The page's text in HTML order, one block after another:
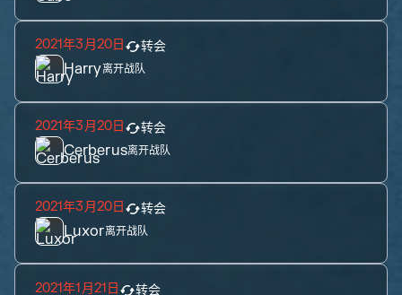
2021年3月20日 转会
Harry离开战队
2021年3月20日 转会
Cerberus离开战队
2021年3月20日 转会
Luxor离开战队
2021年1月21日 转会